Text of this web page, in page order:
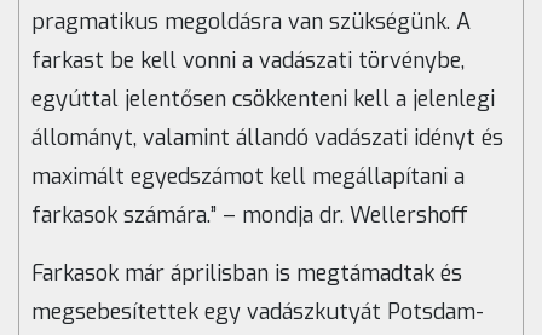
pragmatikus megoldásra van szükségünk. A
farkast be kell vonni a vadászati törvénybe,
egyúttal jelentősen csökkenteni kell a jelenlegi
állományt, valamint állandó vadászati idényt és
maximált egyedszámot kell megállapítani a
farkasok számára.” – mondja dr. Wellershoff
Farkasok már áprilisban is megtámadtak és
megsebesítettek egy vadászkutyát Potsdam-